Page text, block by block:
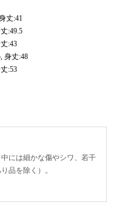
丈:41
:49.5
:43
身丈:48
:53
には細かな傷やシワ、若干
品を除く）。